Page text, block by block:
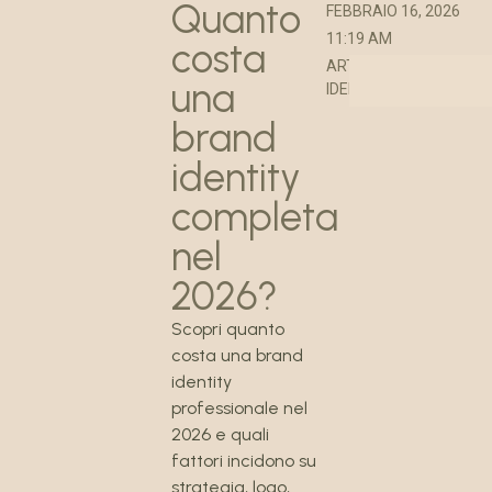
Quanto
costa
una
brand
identity
completa
nel
2026?
Scopri quanto
costa una brand
identity
professionale nel
2026 e quali
fattori incidono su
strategia, logo,
FEBBRAIO 16, 2026
11:19 AM
ARTICOLO BRAND
IDENTITY